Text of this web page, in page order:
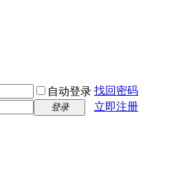
自动登录 找回密码
登录
立即注册